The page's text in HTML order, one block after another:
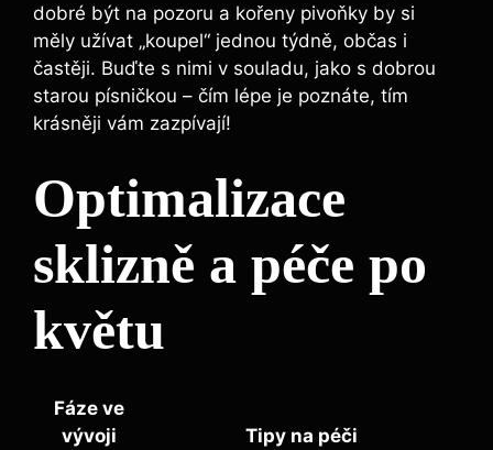
dobré⁤ být na ‌pozoru ​a kořeny pivoňky ‌by si
měly užívat „koupel“ jednou týdně, občas i
častěji. Buďte s nimi v souladu, jako s dobrou
starou písničkou – čím lépe je poznáte, tím
krásněji vám zazpívají!
Optimalizace
sklizně a péče⁤ po
květu
Fáze ve
vývoji
Tipy na péči